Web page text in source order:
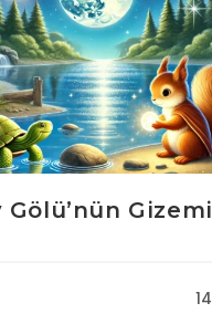
Gölü’nün Gizemi
14